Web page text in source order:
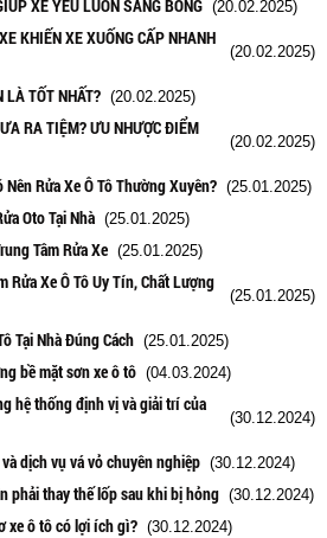
XẾ YÊU LUÔN SÁNG BÓNG (20.02.2025)
KHIẾN XE XUỐNG CẤP NHANH
(20.02.2025)
TỐT NHẤT? (20.02.2025)
RA TIỆM? ƯU NHƯỢC ĐIỂM
(20.02.2025)
Nên Rửa Xe Ô Tô Thường Xuyên? (25.01.2025)
Oto Tại Nhà (25.01.2025)
Tâm Rửa Xe (25.01.2025)
Rửa Xe Ô Tô Uy Tín, Chất Lượng
(25.01.2025)
Tại Nhà Đúng Cách (25.01.2025)
bề mặt sơn xe ô tô (04.03.2024)
hệ thống định vị và giải trí của
(30.12.2024)
dịch vụ vá vỏ chuyên nghiệp (30.12.2024)
phải thay thế lốp sau khi bị hỏng (30.12.2024)
xe ô tô có lợi ích gì? (30.12.2024)